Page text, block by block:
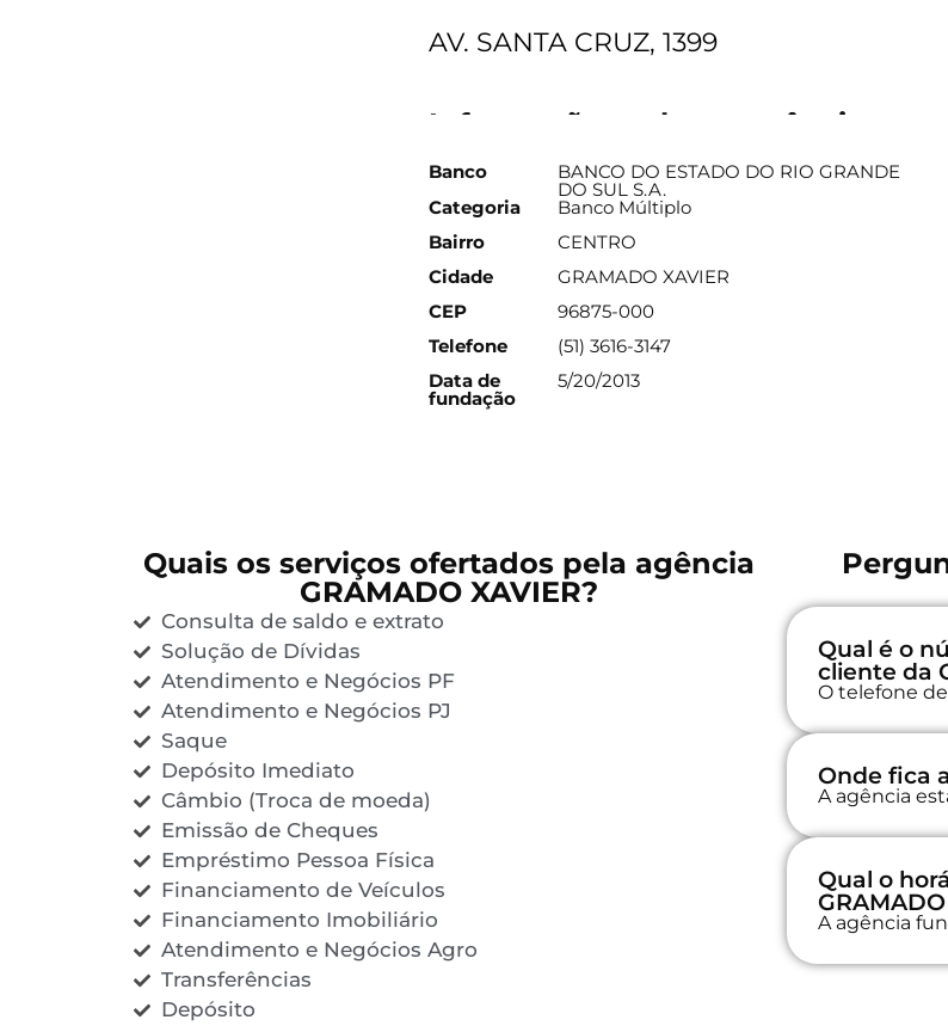
AV. SANTA CRUZ, 1399
Informações sobre a agência
Banco BANCO DO ESTADO DO RIO GRANDE
DO SUL S.A.
Categoria
Banco Múltiplo
Bairro
CENTRO
Cidade
GRAMADO XAVIER
CEP
96875-000
Telefone
(51) 3616-3147
Data de
fundação
5/20/2013
Quais os serviços ofertados pela agência
GRAMADO XAVIER?
Consulta de saldo e extrato
Solução de Dívidas
Atendimento e Negócios PF
Atendimento e Negócios PJ
Saque
Depósito Imediato
Câmbio (Troca de moeda)
Emissão de Cheques
Empréstimo Pessoa Física
Financiamento de Veículos
Financiamento Imobiliário
Atendimento e Negócios Agro
Transferências
Depósito
Qual é o
cliente da
O telefone
Onde fica
A agência
Qual o
A agência